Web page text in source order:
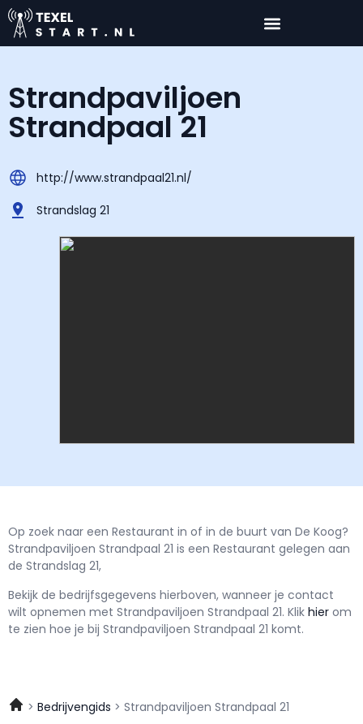
Strandpaviljoen
Strandpaal 21
http://www.strandpaal21.nl/
Strandslag 21
Op zoek naar een Restaurant in of in de buurt van De Koog?
Strandpaviljoen Strandpaal 21 is een Restaurant gelegen aan
de Strandslag 21,
Bekijk de bedrijfsgegevens hierboven, wanneer je contact
wilt opnemen met Strandpaviljoen Strandpaal 21. Klik hier om
te zien hoe je bij Strandpaviljoen Strandpaal 21 komt.
Bedrijvengids Strandpaviljoen Strandpaal 21